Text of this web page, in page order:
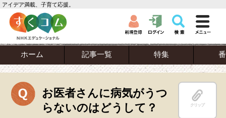
アイデア満載、子育て応援。
ホーム 記事一覧 特集
お医者さんに病気がうつ
らないのはどうして？
クリップ